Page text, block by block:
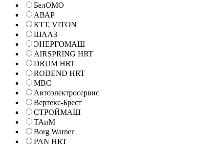
БелОМО
АВАР
КТТ, VITON
ШААЗ
ЭНЕРГОМАШ
AIRSPRING HRT
DRUM HRT
RODEND HRT
МВС
Автоэлектросервис
Вертекс-Брест
СТРОЙМАШ
ТАиМ
Borg Warner
PAN HRT